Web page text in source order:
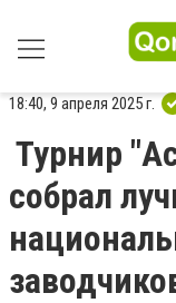
18:40, 9 апреля 2025 г.
Турнир
собрал